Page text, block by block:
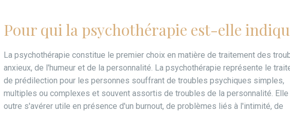
Pour qui la psychothérapie est-elle
La psychothérapie constitue le premier choix en matière de traitement des
anxieux, de l'humeur et de la personnalité. La psychothérapie représente le
de prédilection pour les personnes souffrant de troubles psychiques simples,
multiples ou complexes et souvent assortis de troubles de la personnalité. Elle
outre s'avérer utile en présence d'un burnout, de problèmes liés à l'intimité, de